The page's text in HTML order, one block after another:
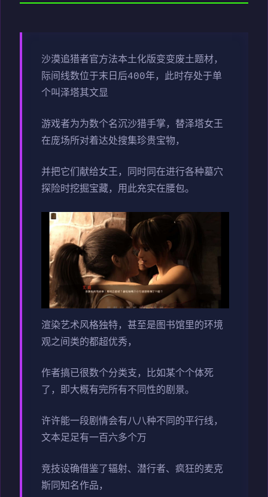
沙漠追猎者官方法本土化版变变废土题材，
际间线数位于末日后400年，此时存处于单
个叫泽塔其文显
游戏者为为数个名沉沙猎手掌，替泽塔女王
在庞场所对着达处搜集珍贵宝物，
并把它们献给女王，同时同在进行各种墓穴
探险时挖掘宝藏，用此充实在腰包。
渲染艺术风格独特，甚至是图书馆里的环境
观之间类的都超优秀，
作者搞已很数个分类支，比如某个个体死
了，即大概有完所有不同性的剧景。
许许能一段剧情会有八八种不同的平行线，
文本足足有一百六多个万
竞技设确借鉴了辐射、潜行者、疯狂的麦克
斯同知名作品，